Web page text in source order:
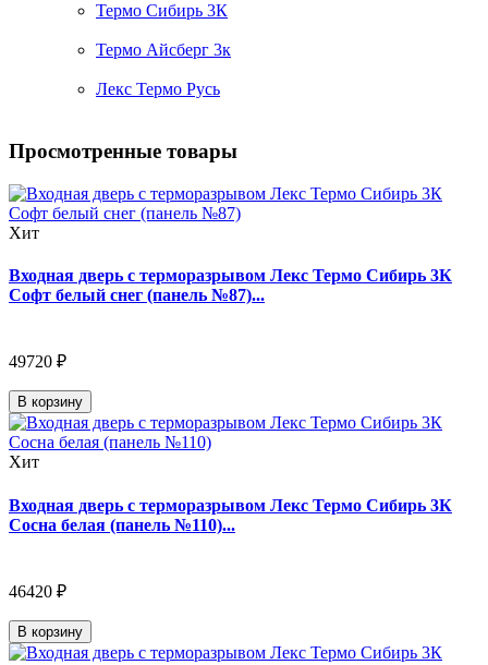
Термо Сибирь 3К
Термо Айсберг 3к
Лекс Термо Русь
Просмотренные товары
Хит
Входная дверь с терморазрывом Лекс Термо Сибирь 3К
Софт белый снег (панель №87)...
49720 ₽
В корзину
Хит
Входная дверь с терморазрывом Лекс Термо Сибирь 3К
Сосна белая (панель №110)...
46420 ₽
В корзину